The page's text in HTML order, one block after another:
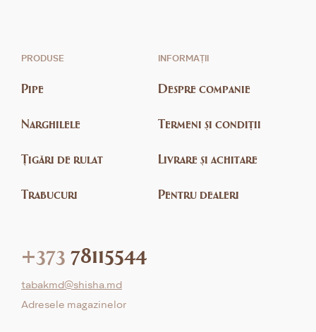
PRODUSE
Pipe
Narghilele
Țigări de rulat
Trabucuri
INFORMAȚII
Despre companie
Termeni și condiții
Livrare și achitare
Pentru dealeri
+373 78115544
tabakmd@shisha.md
Adresele magazinelor